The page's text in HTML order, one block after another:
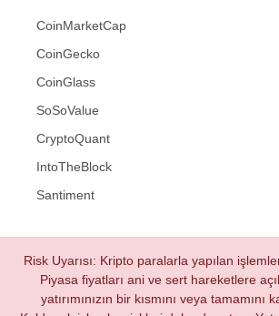
CoinMarketCap
CoinGecko
CoinGlass
SoSoValue
CryptoQuant
IntoTheBlock
Santiment
Risk Uyarısı: Kripto paralarla yapılan
Piyasa fiyatları ani ve sert hareketlere
yatırımınızın bir kısmını veya tamamını